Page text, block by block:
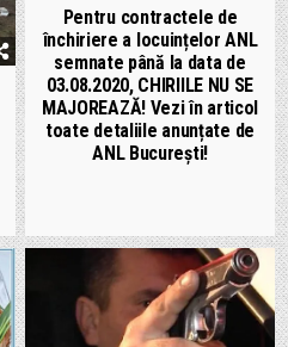
Pentru contractele de
închiriere a locuințelor ANL
semnate până la data de
03.08.2020, CHIRIILE NU SE
MAJOREAZĂ! Vezi în articol
toate detaliile anunțate de
ANL București!